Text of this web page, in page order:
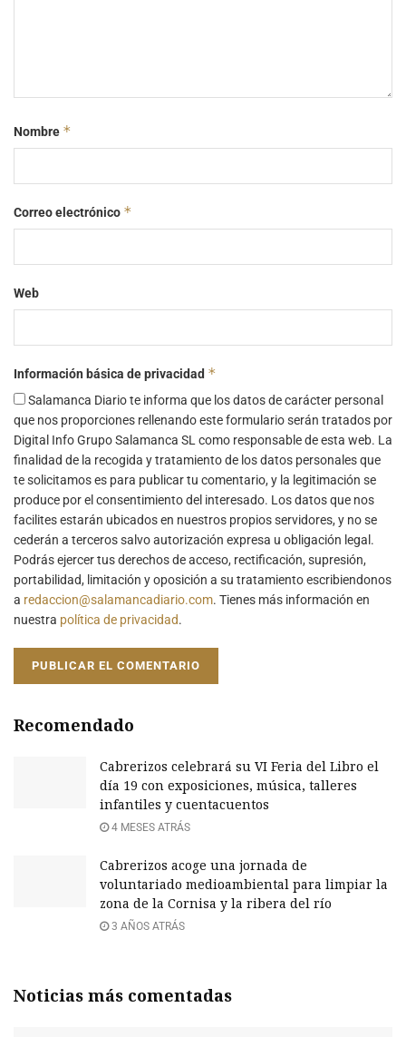
Nombre *
Correo electrónico *
Web
Información básica de privacidad *
Salamanca Diario te informa que los datos de carácter personal
que nos proporciones rellenando este formulario serán tratados por
Digital Info Grupo Salamanca SL como responsable de esta web. La
finalidad de la recogida y tratamiento de los datos personales que
te solicitamos es para publicar tu comentario, y la legitimación se
produce por el consentimiento del interesado. Los datos que nos
facilites estarán ubicados en nuestros propios servidores, y no se
cederán a terceros salvo autorización expresa u obligación legal.
Podrás ejercer tus derechos de acceso, rectificación, supresión,
portabilidad, limitación y oposición a su tratamiento escribiendonos
a redaccion@salamancadiario.com. Tienes más información en
nuestra política de privacidad.
Recomendado
Cabrerizos celebrará su VI Feria del Libro el
día 19 con exposiciones, música, talleres
infantiles y cuentacuentos
4 MESES ATRÁS
Cabrerizos acoge una jornada de
voluntariado medioambiental para limpiar la
zona de la Cornisa y la ribera del río
3 AÑOS ATRÁS
Noticias más comentadas